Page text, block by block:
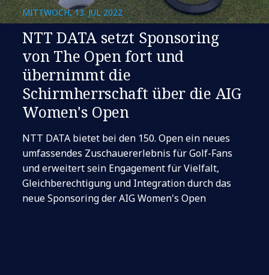
MITTWOCH, 13. JUL 2022
NTT DATA setzt Sponsoring
von The Open fort und
übernimmt die
Schirmherrschaft über die AIG
Women's Open
NTT DATA bietet bei den 150. Open ein neues
umfassendes Zuschauererlebnis für Golf-Fans
und erweitert sein Engagement für Vielfalt,
Gleichberechtigung und Integration durch das
neue Sponsoring der AIG Women's Open